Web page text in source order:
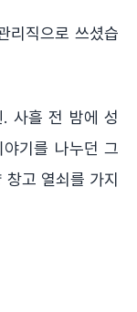
리직으로 쓰셨습
사흘 전 밤에 성
기를 나누던 그
고 열쇠를 가지